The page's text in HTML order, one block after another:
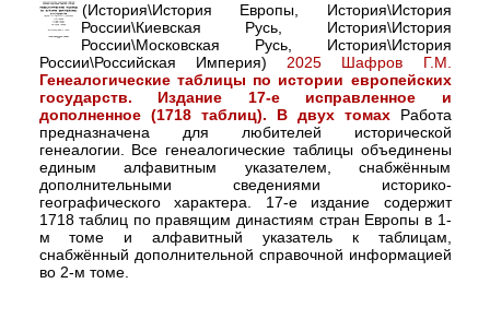
(История\История Европы, История\История
России\Киевская Русь, История\История
России\Московская Русь, История\История
России\Российская Империя) 2025 Шафров Г.М.
Генеалогические таблицы по истории европейских
государств. Издание 17-е исправленное и
дополненное (1718 таблиц). В двух томахРабота
предназначена для любителей исторической
генеалогии. Все генеалогические таблицы объединены
единым алфавитным указателем, снабжённым
дополнительными сведениями историко-
географического характера. 17-е издание содержит
1718 таблиц по правящим династиям стран Европы в 1-
м томе и алфавитный указатель к таблицам,
снабжённый дополнительной справочной информацией
во 2-м томе.